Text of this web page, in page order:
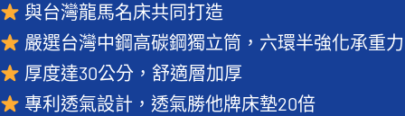
名人推薦
好評推薦
與台灣龍馬名床共同打造
嚴選台灣中鋼高碳鋼獨立筒，六環半強化承重力
厚度達30公分，舒適層加厚
專利透氣設計，透氣勝他牌床墊20倍